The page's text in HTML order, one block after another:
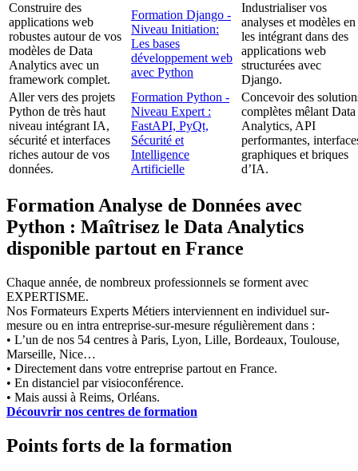
Construire des
applications web
robustes autour de vos
modèles de Data
Analytics avec un
framework complet.
Formation Django -
Niveau Initiation:
Les bases
développement web
avec Python
Industrialiser vos
analyses et modèles en
les intégrant dans des
applications web
structurées avec
Django.
Aller vers des projets
Python de très haut
niveau intégrant IA,
sécurité et interfaces
riches autour de vos
données.
Formation Python -
Niveau Expert :
FastAPI, PyQt,
Sécurité et
Intelligence
Artificielle
Concevoir des
complètes mêlant Data
Analytics, API
performantes,
graphiques et briques
d’IA.
Formation Analyse de Données avec
Python : Maîtrisez le Data Analytics
disponible partout en France
Chaque année, de nombreux professionnels se forment avec
EXPERTISME.
Nos Formateurs Experts Métiers interviennent en individuel sur-
mesure ou en intra entreprise-sur-mesure régulièrement dans :
• L’un de nos 54 centres à Paris, Lyon, Lille, Bordeaux, Toulouse,
Marseille, Nice…
• Directement dans votre entreprise partout en France.
• En distanciel par visioconférence.
• Mais aussi à Reims, Orléans.
Découvrir nos centres de formation
Points forts de la formation